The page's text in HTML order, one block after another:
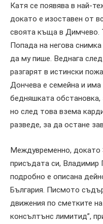
Катя се появява в най-
докато е изоставен от
своята къща в Димчево.
Попада на негова
да му пише. Веднага
разгарят в истински
Дончева е семейна и има
бедняшката
но след това взема
разведе, за да остане
Междувременно, докато
присъдата си, Владимир
подробно е описана
България. Писмото
движения по сметките
консълтънс лимитид”,